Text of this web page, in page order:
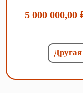
5 000 000,00